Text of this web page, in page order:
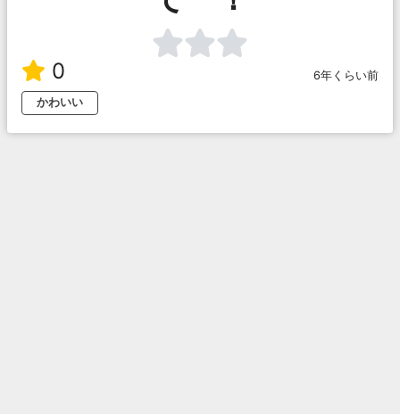
0
6年くらい前
かわいい